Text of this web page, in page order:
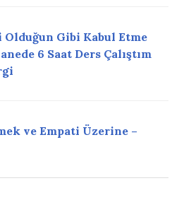
Gibi Kabul Etme
6 Saat Ders Çalıştım
ve Empati Üzerine –